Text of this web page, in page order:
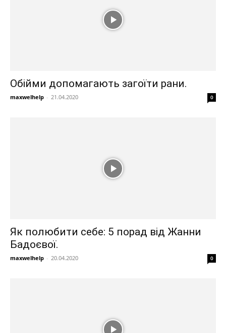
Обійми допомагають загоїти рани.
maxwelhelp - 21.04.2020 0
Як полюбити себе: 5 порад від Жанни
Бадоєвої.
maxwelhelp - 20.04.2020 0